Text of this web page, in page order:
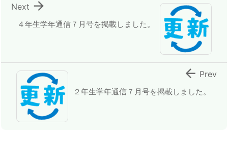
４年生学年通信７月号を掲載しました。

Next
２年生学年通信７月号を掲載しました。
 Prev